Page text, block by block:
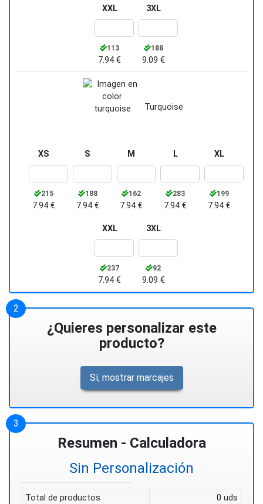
XXL
113
7.94 €
3XL
188
9.09 €
Turquoise
XS
215
7.94 €
S
188
7.94 €
M
162
7.94 €
L
283
7.94 €
XL
199
7.94 €
XXL
237
7.94 €
3XL
92
9.09 €
¿Quieres personalizar este
producto?
Sí, mostrar marcajes
Resumen - Calculadora
Sin Personalización
Total de productos
0 uds